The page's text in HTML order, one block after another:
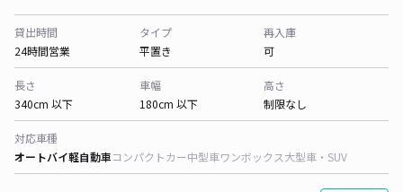
貸出時間
24時間営業
タイプ
平置き
再入庫
可
長さ
340cm 以下
車幅
180cm 以下
高さ
制限なし
対応車種
オートバイ軽自動車コンパクトカー中型車ワンボックス大型車・SUV